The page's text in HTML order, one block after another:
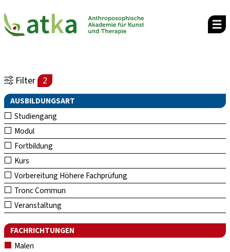
Filter 2
AUSBILDUNGSART
Studiengang
Modul
Fortbildung
Kurs
Vorbereitung Höhere Fachprüfung
Tronc Commun
Veranstaltung
FACHRICHTUNGEN
Malen